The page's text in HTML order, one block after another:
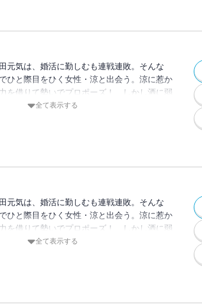
元気は、婚活に勤しむも連戦連敗。そんな
ひと際目をひく女性・涼と出会う。涼に惹か
を借りて勢いでプロポーズ！ しかし酒に弱
絶してしまい、目覚めた場所はなんと涼の実
全て表示する
元気は、婚活に勤しむも連戦連敗。そんな
ひと際目をひく女性・涼と出会う。涼に惹か
を借りて勢いでプロポーズ！ しかし酒に弱
絶してしまい、目覚めた場所はなんと涼の実
全て表示する